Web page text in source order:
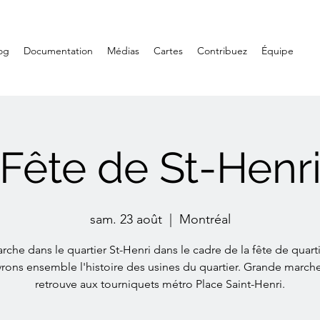
Documentation Médias Cartes Contribuez Équipe
Fête de St-Henri
sam. 23 août
  |
Montréal
dans le quartier St-Henri dans le cadre de la fête de
ensemble l'histoire des usines du quartier. Grande
retrouve aux tourniquets métro Place Saint-Henri.